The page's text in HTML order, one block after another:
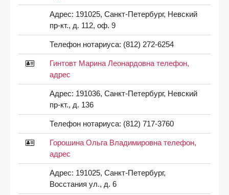
Адрес: 191025, Санкт-Петербург, Невский
пр-кт., д. 112, оф. 9
Телефон нотариуса: (812) 272-6254
Гинтовт Марина Леонардовна телефон,
адрес
Адрес: 191036, Санкт-Петербург, Невский
пр-кт., д. 136
Телефон нотариуса: (812) 717-3760
Горошина Ольга Владимировна телефон,
адрес
Адрес: 191025, Санкт-Петербург,
Восстания ул., д. 6